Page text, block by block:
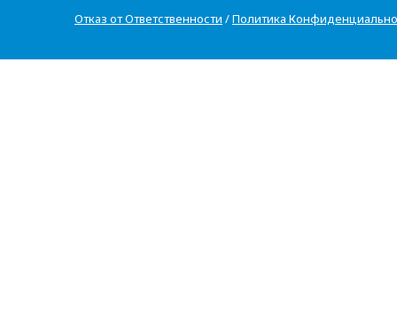
Отказ от Ответственности /Политика